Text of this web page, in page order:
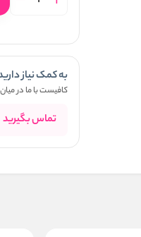
به کمک نیاز
کافیست با ما در
تماس بگیرید